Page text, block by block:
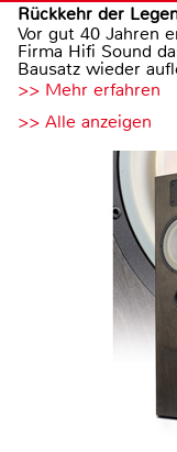
Rückkehr der
Vor gut 40 Jahren
Firma Hifi Sound
Bausatz wieder
>> Mehr erfahren
>> Alle anzeigen